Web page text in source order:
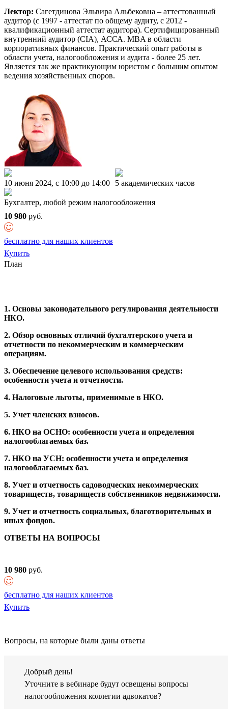
Лектор: Сагетдинова Эльвира Альбековна – аттестованный
аудитор (c 1997 - аттестат по общему аудиту, c 2012 -
квалификационный аттестат аудитора). Сертифицированный
внутренний аудитор (CIA), АССА. MBA в области
корпоративных финансов. Практический опыт работы в
области учета, налогообложения и аудита - более 25 лет.
Является так же практикующим юристом с большим опытом
ведения хозяйственных споров.
10 июня 2024, c 10:00 до 14:00 5 академических часов
Бухгалтер, любой режим налогообложения
10 980 руб.
бесплатно для наших клиентов
Купить
План
1. Основы законодательного регулирования деятельности
НКО.
2. Обзор основных отличий бухгалтерского учета и
отчетности по некоммерческим и коммерческим
операциям.
3. Обеспечение целевого использования средств:
особенности учета и отчетности.
4. Налоговые льготы, применимые в НКО.
5. Учет членских взносов.
6. НКО на ОСНО: особенности учета и определения
налогооблагаемых баз.
7. НКО на УСН: особенности учета и определения
налогооблагаемых баз.
8. Учет и отчетность садоводческих некоммерческих
товариществ, товариществ собственников недвижимости.
9. Учет и отчетность социальных, благотворительных и
иных фондов.
ОТВЕТЫ НА ВОПРОСЫ
10 980 руб.
бесплатно для наших клиентов
Купить
Вопросы, на которые были даны ответы
Добрый день!
Уточните в вебинаре будут освещены вопросы
налогообложения коллегии адвокатов?